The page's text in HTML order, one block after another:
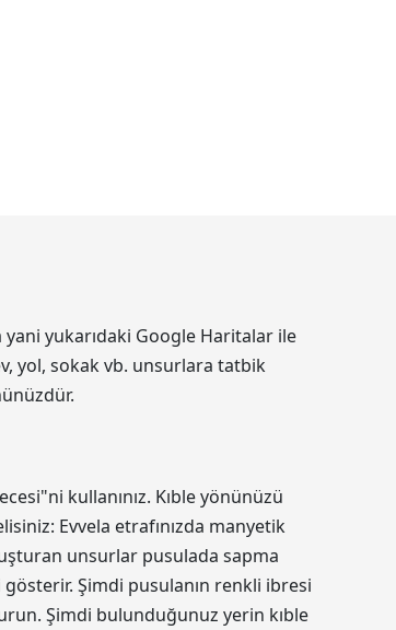
yukarıdaki Google Haritalar ile
yol, sokak vb. unsurlara tatbik
kullanınız. Kıble yönünüzü
Evvela etrafınızda manyetik
unsurlar pusulada sapma
Şimdi pusulanın renkli ibresi
Şimdi bulunduğunuz yerin kıble